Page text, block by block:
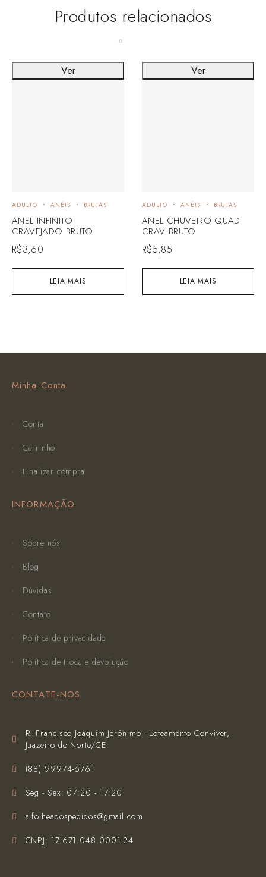
Produtos relacionados
LEIA MAIS
ADULTO ANÉIS BRUTAS
ANEL INFINITO
CRAVEJADO BRUTO
R$3,60
Ver
LEIA MAIS
ADULTO ANÉIS BRUTAS
ANEL CHUVEIRO QUAD
CRAV BRUTO
R$5,85
Ver
Minha Conta
Conta
Carrinho
Finalizar compra
INFORMAÇÃO
Sobre nós
Blog
Dúvidas
Contato
Política de privacidade
Política de troca e devolução
CONTATE-NOS
R. Francisco Joaquim Jerônimo - Loteamento Conviver,
Juazeiro do Norte/CE
(‪88) 99974-6761‬
Seg - Sex: 07:20 - 17:20
alfolheadospedidos@gmail.com
CNPJ: 17.671.048.0001-24